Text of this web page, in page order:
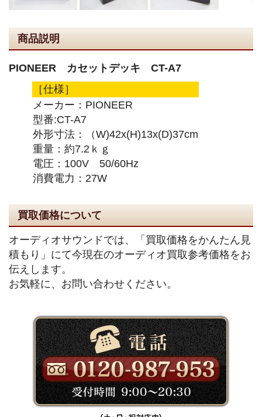
商品説明
PIONEER カセットデッキ CT-A7
［仕様］
メーカー：PIONEER
型番:CT-A7
外形寸法：（W)42x(H)13x(D)37cm
重量：約7.2ｋｇ
電圧：100V 50/60Hz
消費電力：27W
買取価格について
オーディオサウンドでは、「買取価格をかんたん見
積もり」にて今現在のオーディオ買取参考価格をお
伝えします。
お気軽に、お問い合わせください。